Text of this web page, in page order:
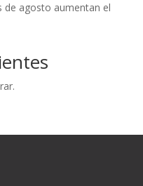
de agosto aumentan el